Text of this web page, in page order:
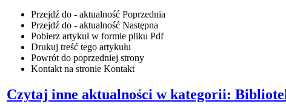
Przejdź do - aktualność Poprzednia
Przejdź do - aktualność Następna
Pobierz artykuł w formie pliku Pdf
Drukuj treść tego artykułu
Powrót do poprzedniej strony
Kontakt na stronie Kontakt
Czytaj inne aktualności w kategorii: